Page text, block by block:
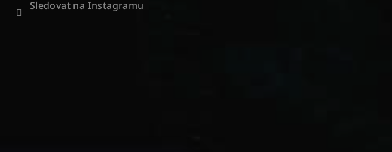
Sledovat na Instagramu